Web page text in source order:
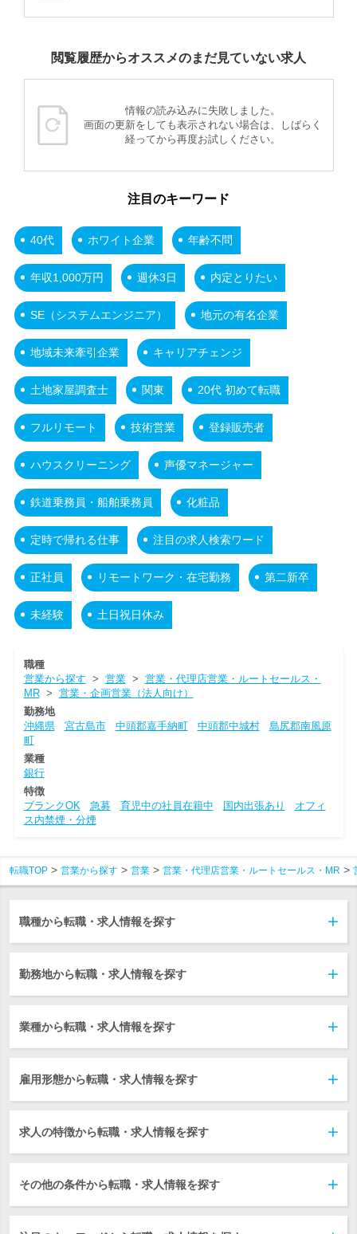
閲覧履歴からオススメのまだ見ていない求人
情報の読み込みに失敗しました。
画面の更新をしても表示されない場合は、しばらく
経ってから再度お試しください。
注目のキーワード
40代 ホワイト企業 年齢不問
年収1,000万円 週休3日 内定とりたい
SE（システムエンジニア） 地元の有名企業
地域未来牽引企業 キャリアチェンジ
土地家屋調査士 関東 20代 初めて転職
フルリモート 技術営業 登録販売者
ハウスクリーニング 声優マネージャー
鉄道乗務員・船舶乗務員 化粧品
定時で帰れる仕事 注目の求人検索ワード
正社員 リモートワーク・在宅勤務 第二新卒
未経験 土日祝日休み
職種
営業から探す > 営業> 営業・代理店営業・ルートセールス・
MR> 営業・企画営業（法人向け）
勤務地
沖縄県
宮古島市 中頭郡嘉手納町 中頭郡中城村
島尻郡南風原
町
業種
銀行
特徴
ブランクOK
急募 育児中の社員在籍中 国内出張あり
オフィ
ス内禁煙・分煙
転職TOP 営業から探す 営業 営業・代理店営業・ルートセールス・MR
職種から転職・求人情報を探す
勤務地から転職・求人情報を探す
業種から転職・求人情報を探す
雇用形態から転職・求人情報を探す
求人の特徴から転職・求人情報を探す
その他の条件から転職・求人情報を探す